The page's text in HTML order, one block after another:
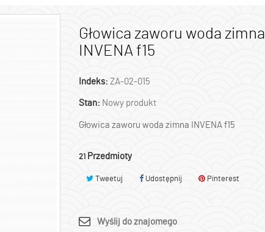
Głowica zaworu woda zimna
INVENA f15
Indeks: ZA-02-015
Stan: Nowy produkt
Głowica zaworu woda zimna INVENA f15
21 Przedmioty
Tweetuj Udostępnij Pinterest
Wyślij do znajomego